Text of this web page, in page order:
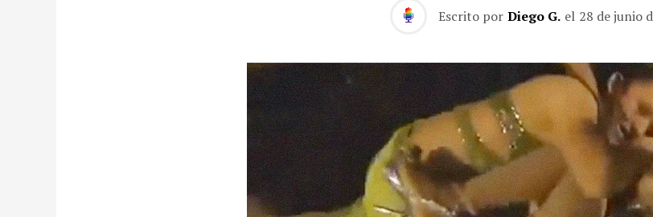
Escrito por Diego G. el 28 de junio